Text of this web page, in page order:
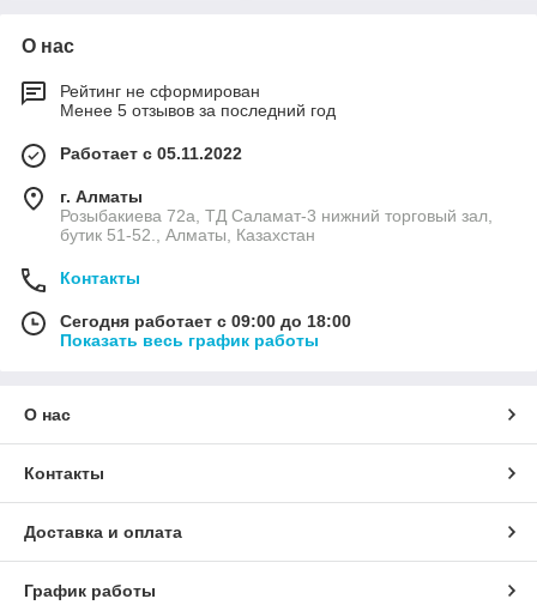
О нас
Рейтинг не сформирован
Менее 5 отзывов за последний год
Работает с 05.11.2022
г. Алматы
Розыбакиева 72а, ТД Саламат-3 нижний торговый зал,
бутик 51-52., Алматы, Казахстан
Контакты
Сегодня работает с 09:00 до 18:00
Показать весь график работы
О нас
Контакты
Доставка и оплата
График работы